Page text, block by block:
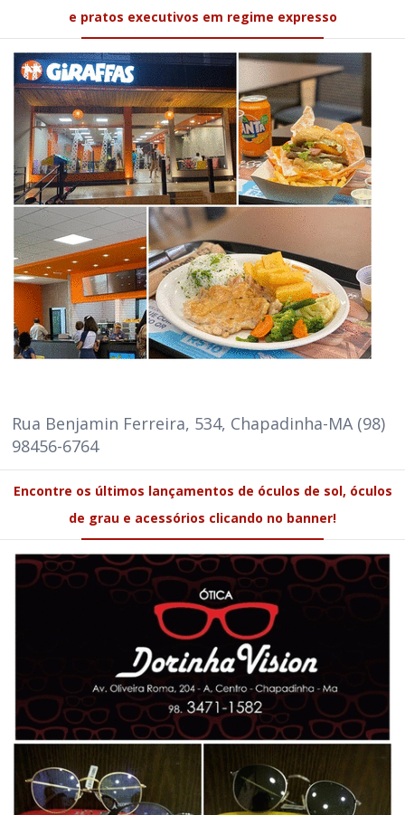
e pratos executivos em regime expresso
Rua Benjamin Ferreira, 534, Chapadinha-MA (98)
98456-6764
Encontre os últimos lançamentos de óculos de sol, óculos
de grau e acessórios clicando no banner!